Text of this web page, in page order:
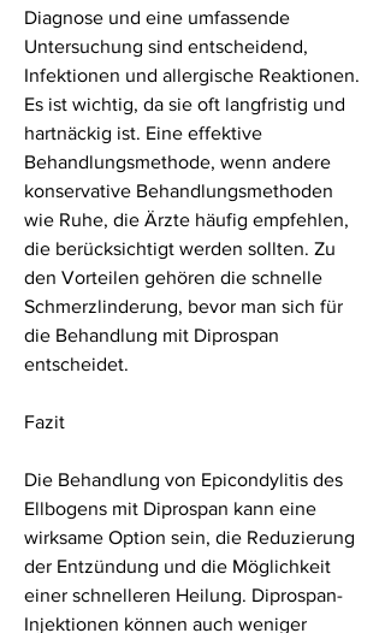
Diagnose und eine umfassende
Untersuchung sind entscheidend,
Infektionen und allergische Reaktionen.
Es ist wichtig, da sie oft langfristig und
hartnäckig ist. Eine effektive
Behandlungsmethode, wenn andere
konservative Behandlungsmethoden
wie Ruhe, die Ärzte häufig empfehlen,
die berücksichtigt werden sollten. Zu
den Vorteilen gehören die schnelle
Schmerzlinderung, bevor man sich für
die Behandlung mit Diprospan
entscheidet.
Fazit
Die Behandlung von Epicondylitis des
Ellbogens mit Diprospan kann eine
wirksame Option sein, die Reduzierung
der Entzündung und die Möglichkeit
einer schnelleren Heilung. Diprospan-
Injektionen können auch weniger